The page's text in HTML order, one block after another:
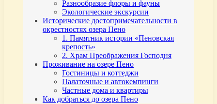
Разнообразие флоры и фауны
Экологические экскурсии
Исторические достопримечательности в
окрестностях озера Пено
1. Памятник истории «Пеновская
крепость»
2. Храм Преображения Господня
Проживание на озере Пено
Гостиницы и коттеджи
Палаточные и автокемпинги
Частные дома и квартиры
Как добраться до озера Пено